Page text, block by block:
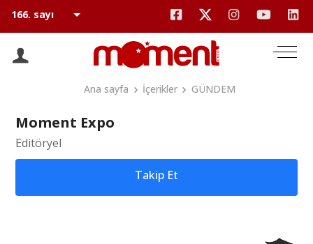
Ana sayfa İçerikler GÜNDEM
Moment Expo
Editöryel
Takip Et